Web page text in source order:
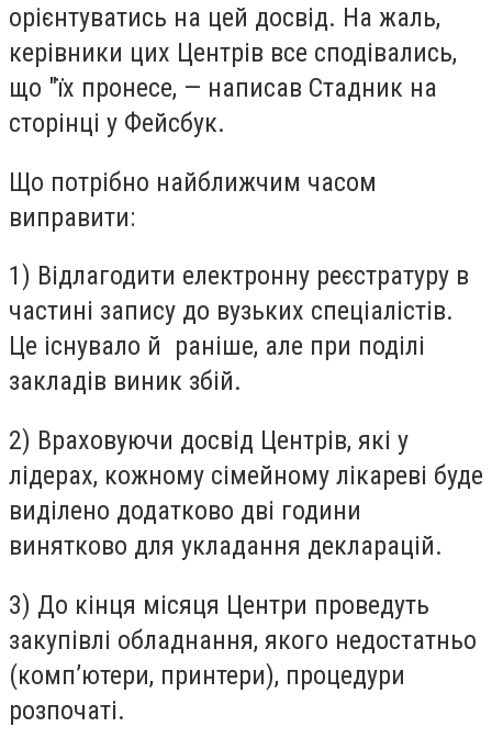
орієнтуватись на цей досвід. На жаль,
керівники цих Центрів все сподівались,
що "їх пронесе, — написав Стадник на
сторінці у Фейсбук.
Що потрібно найближчим часом
виправити:
1) Відлагодити електронну реєстратуру в
частині запису до вузьких спеціалістів.
Це існувало й раніше, але при поділі
закладів виник збій.
2) Враховуючи досвід Центрів, які у
лідерах, кожному сімейному лікареві буде
виділено додатково дві години
винятково для укладання декларацій.
3) До кінця місяця Центри проведуть
закупівлі обладнання, якого недостатньо
(комп’ютери, принтери), процедури
розпочаті.